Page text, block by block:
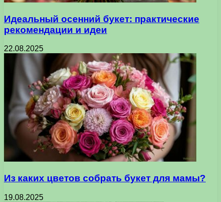
Идеальный осенний букет: практические
рекомендации и идеи
22.08.2025
Из каких цветов собрать букет для мамы?
19.08.2025